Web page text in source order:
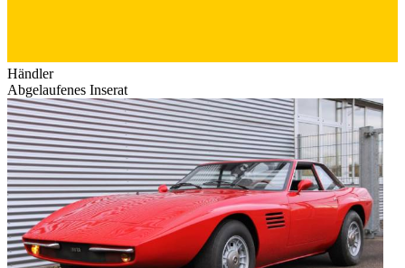
Händler
Abgelaufenes Inserat